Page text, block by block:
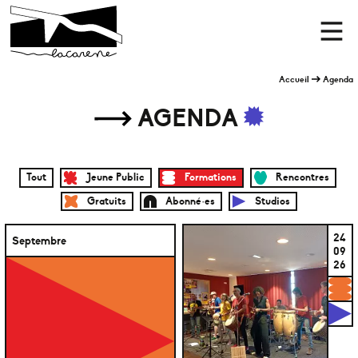
Panneau de gestion des cookies
Accueil
Menu
Accueil Agenda
AGENDA
Tout Jeune Public Formations
Rencontres
Gratuits
Abonné·es Studios
Septembre
24
09
26